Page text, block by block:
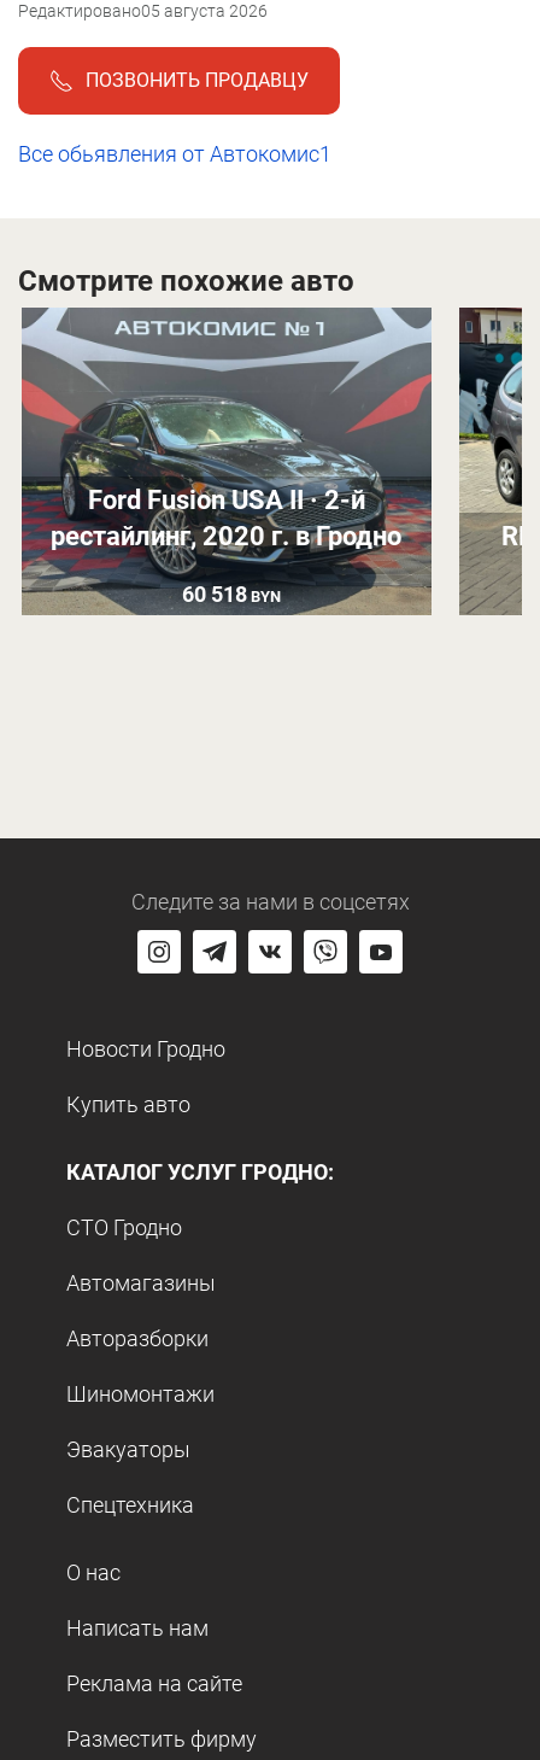
Редактировано05 августа 2026
ПОЗВОНИТЬ ПРОДАВЦУ
Все обьявления от Автокомис1
Смотрите похожие авто
Ford Fusion USA II · 2-й
рестайлинг, 2020 г. в Гродно
60 518 BYN
Следите за нами в соцсетях
Новости Гродно
Купить авто
КАТАЛОГ УСЛУГ ГРОДНО:
СТО Гродно
Автомагазины
Авторазборки
Шиномонтажи
Эвакуаторы
Спецтехника
О нас
Написать нам
Реклама на сайте
Разместить фирму